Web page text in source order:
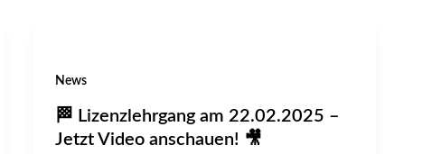
News
🏁 Lizenzlehrgang am 22.02.2025 –
Jetzt Video anschauen! 🎥